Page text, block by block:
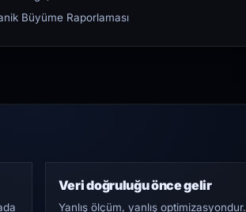
Büyüme Raporlaması
Veri doğruluğu önce gelir
Yanlış ölçüm, yanlış optimizasyondur.